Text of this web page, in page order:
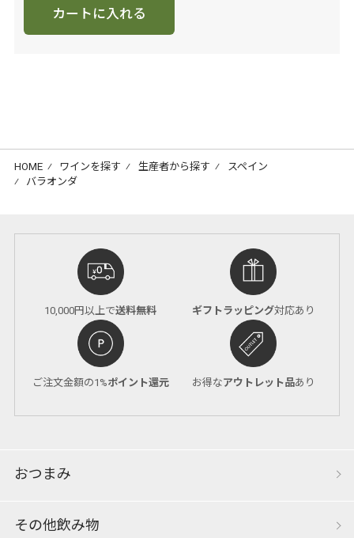
カートに入れる
HOME ⁄ ワインを探す ⁄ 生産者から探す ⁄ スペイン
⁄ バラオンダ
10,000円以上で送料無料 ギフトラッピング対応あり
ご注文金額の1%ポイント還元 お得なアウトレット品あり
おつまみ
その他飲み物